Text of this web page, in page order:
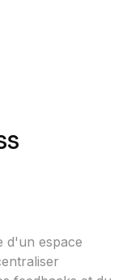
d'un espace